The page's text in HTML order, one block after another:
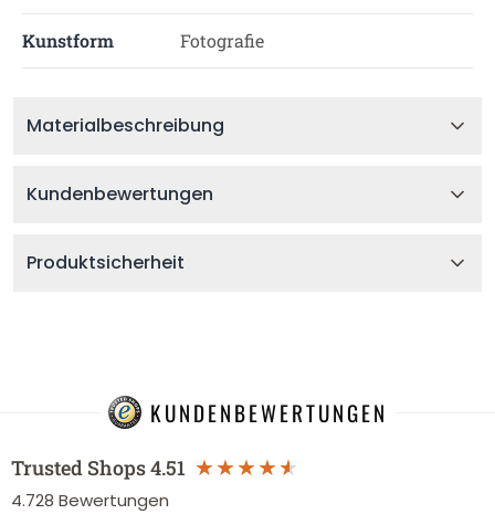
Kunstform Fotografie
Materialbeschreibung
Kundenbewertungen
Produktsicherheit
KUNDENBEWERTUNGEN
Trusted Shops4.51
4.728 Bewertungen